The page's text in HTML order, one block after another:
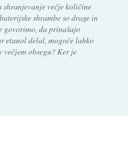
večje količine
shrambe so drage in
govorimo, da prinašajo
etanol delal, mogoče lahko
večjem obsegu? Ker je